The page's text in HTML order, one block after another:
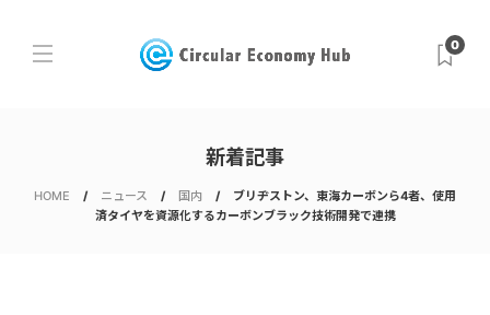
0
新着記事
HOME ニュース 国内
ブリヂストン、東海カーボンら4者、使用
済タイヤを資源化するカーボンブラック技術開発で連携